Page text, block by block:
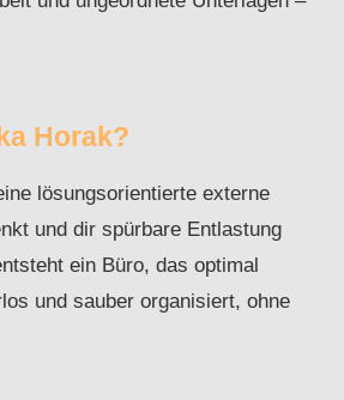
Horak?
lösungsorientierte externe
und dir spürbare Entlastung
ein Büro, das optimal
und sauber organisiert, ohne